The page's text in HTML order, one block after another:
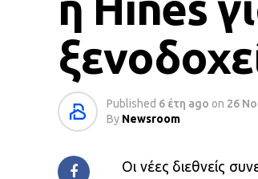
Published 6 έτη ago on 26
By Newsroom
Οι νέες διεθνείς